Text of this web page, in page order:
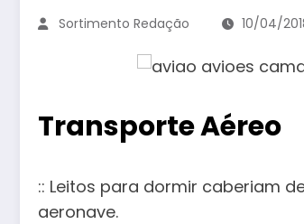
Sortimento Redação 10/04/
Transporte Aéreo
:: Leitos para dormir caberiam
aeronave.